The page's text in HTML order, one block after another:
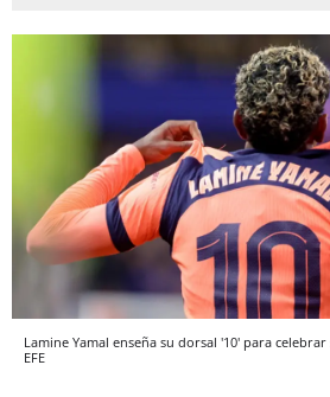
Lamine Yamal enseña su dorsal '10' para
EFE